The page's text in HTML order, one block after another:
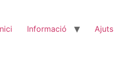
Informació Ajuts